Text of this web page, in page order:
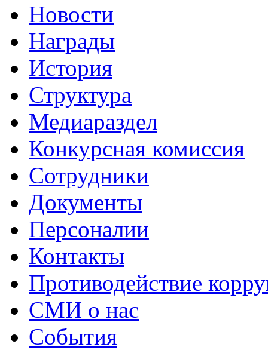
Новости
Награды
История
Структура
Медиараздел
Конкурсная комиссия
Сотрудники
Документы
Персоналии
Контакты
Противодействие
СМИ о нас
События